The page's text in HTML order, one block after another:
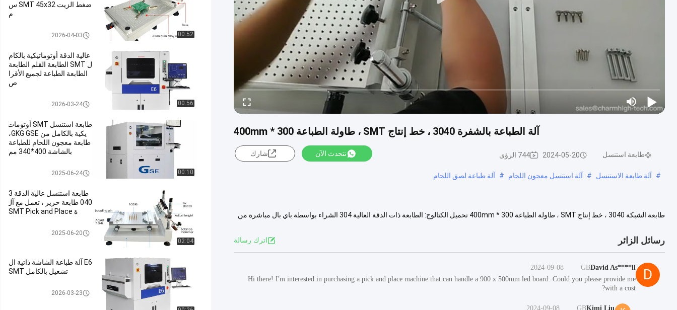
آلة الطباعة بالشفرة 3040 ، خط إنتاج SMT ، طاولة الطباعة 300 * 400mm
طابعة استنسل 2024-05-20 744 الرؤى نتحدث الآن شارك
# آلة طابعة الاستنسل # آلة استنسل معجون اللحام # آلة طباعة لصق اللحام
طابعة الشبكة 3040 ، خط إنتاج SMT ، طاولة الطباعة 300 * 400mm تحميل الكتالوج: الطابعة ذات الدقة العالية 304 الشراء بواسطة باي بال مباشرة من
رسائل الزائر اترك رسالة
D
David As****ll
GB
2024-09-08
Hi there! I'm interested in purchasing a pick and place machine that can handle a 900 x 500mm led board. Could you please provide me
with a cost?
Kimi Liu
GB
2024-09-08
00:52
ضغط الزيت SMT 45x32 س
م
2026-04-03
00:56
عالية الدقة أوتوماتيكية بالكام
ل SMT الطابعة القلم الطابعة
الطابعة الطباعة لجميع الأقرا
ص
2026-03-24
00:10
طابعة استنسل SMT أوتومات
يكية بالكامل من GKG GSE،
طابعة معجون اللحام للطباعة
بالشاشة 400*340 مم
2025-06-24
02:04
طابعة استنسل عالية الدقة 3
040 طابعة حرير ، تعمل مع آل
ة SMT Pick and Place
2025-06-20
E6 آلة طباعة الشاشة ذاتية ال
تشغيل بالكامل SMT
2026-03-23